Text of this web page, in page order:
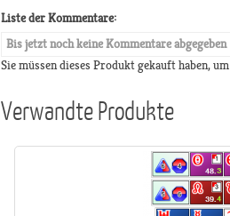
Liste der Kommentare:
Bis jetzt noch keine Kommentare abgegeben
Sie müssen dieses Produkt gekauft haben,
Verwandte Produkte